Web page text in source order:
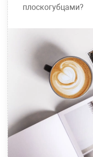
плоскогубцами?